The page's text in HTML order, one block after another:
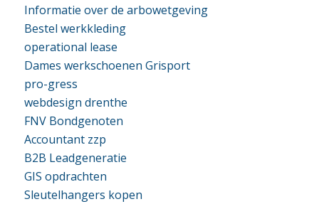
Informatie over de arbowetgeving
Bestel werkkleding
operational lease
Dames werkschoenen Grisport
pro-gress
webdesign drenthe
FNV Bondgenoten
Accountant zzp
B2B Leadgeneratie
GIS opdrachten
Sleutelhangers kopen